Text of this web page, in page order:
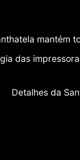
mantém
das
Detalhes da